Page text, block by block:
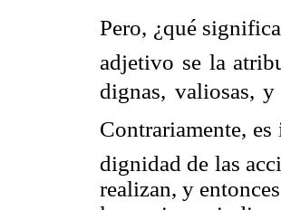
Pero, ¿qué significa
adjetivo se la
dignas,
Contrariamente, es
dignidad de las
realizan, y